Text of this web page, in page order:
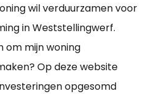
wil verduurzamen voor
in Weststellingwerf.
om mijn woning
Op deze website
opgesomd